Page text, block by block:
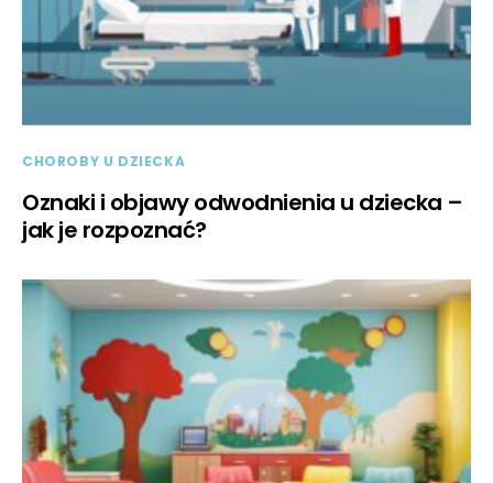
CHOROBY U DZIECKA
Oznaki i objawy odwodnienia u dziecka –
jak je rozpoznać?